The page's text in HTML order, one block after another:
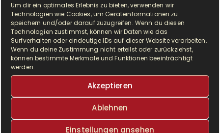
Um dir ein optimales Erlebnis zu bieten, verwenden wir
Technologien wie Cookies, um Geräteinformationen zu
speichern und/oder darauf zuzugreifen. Wenn du diesen
Technologien zustimmst, können wir Daten wie das
Surfverhalten oder eindeutige IDs auf dieser Website verarbeiten.
Wenn du deine Zustimmung nicht erteilst oder zurückziehst,
können bestimmte Merkmale und Funktionen beeinträchtigt
werden.
Akzeptieren
Ablehnen
Einstellungen ansehen
u
c
h
e
n
a
c
h
ALLE BEITRÄGE
A
l
e
e
Monat auswählen
Alltagsküche